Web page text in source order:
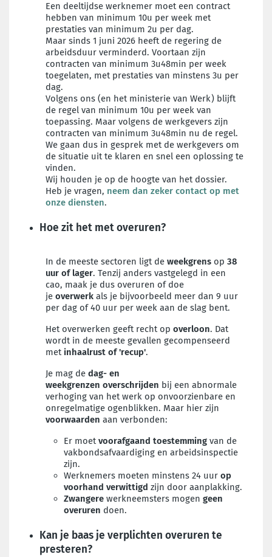
Een deeltijdse werknemer moet een contract
hebben van minimum 10u per week met
prestaties van minimum 2u per dag.
Maar sinds 1 juni 2026 heeft de regering de
arbeidsduur verminderd. Voortaan zijn
contracten van minimum 3u48min per week
toegelaten, met prestaties van minstens 3u per
dag.
Volgens ons (en het ministerie van Werk) blijft
de regel van minimum 10u per week van
toepassing. Maar volgens de werkgevers zijn
contracten van minimum 3u48min nu de regel.
We gaan dus in gesprek met de werkgevers om
de situatie uit te klaren en snel een oplossing te
vinden.
Wij houden je op de hoogte van het dossier.
Heb je vragen, neem dan zeker contact op met
onze diensten.
Hoe zit het met overuren?
In de meeste sectoren ligt de weekgrens op 38
uur of lager. Tenzij anders vastgelegd in een
cao, maak je dus overuren of doe
je overwerk als je bijvoorbeeld meer dan 9 uur
per dag of 40 uur per week aan de slag bent.
Het overwerken geeft recht op overloon. Dat
wordt in de meeste gevallen gecompenseerd
met inhaalrust of 'recup'.
Je mag de dag- en
weekgrenzen overschrijden bij een abnormale
verhoging van het werk op onvoorzienbare en
onregelmatige ogenblikken. Maar hier zijn
voorwaarden aan verbonden:
Er moet voorafgaand toestemming van de
vakbondsafvaardiging en arbeidsinspectie
zijn.
Werknemers moeten minstens 24 uur op
voorhand verwittigd zijn door aanplakking.
Zwangere werkneemsters mogen geen
overuren doen.
Kan je baas je verplichten overuren te
presteren?